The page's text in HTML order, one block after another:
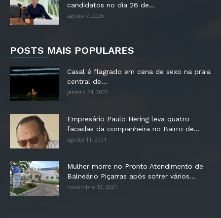
candidatos no dia 26 de...
agosto 7, 2026
POSTS MAIS POPULARES
Casal é flagrado em cena de sexo na praia
central de...
janeiro 24, 2022
Empresário Paulo Hering leva quatro
facadas da companheira no Bairro de...
agosto 11, 2021
Mulher morre no Pronto Atendimento de
Balneário Piçarras após sofrer vários...
novembro 19, 2021